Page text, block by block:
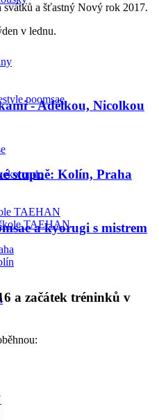
poomsae
TAEHAN
TAEHAN
svátků a šťastný Nový rok 2017.
v lednu.
- Adélkou, Nicolkou
stupně: Kolín, Praha
a kyorugi s mistrem
a začátek tréninků v